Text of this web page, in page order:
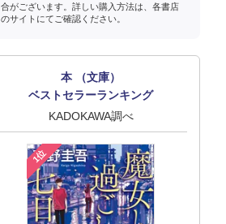
合がございます。詳しい購入方法は、各書店
のサイトにてご確認ください。
本 （文庫）
ベストセラーランキング
KADOKAWA調べ
1位